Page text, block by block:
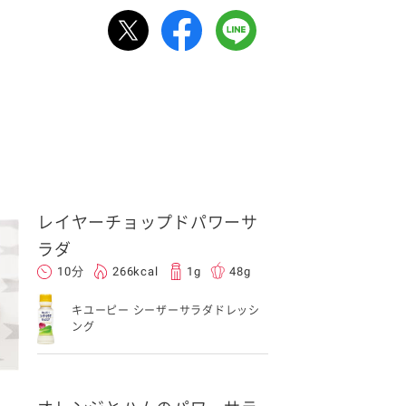
レイヤーチョップドパワーサ
ラダ
10分 266kcal 1g 48g
キユーピー シーザーサラダドレッシ
ング